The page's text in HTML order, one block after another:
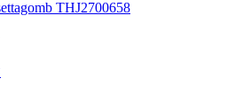
THJ2700658